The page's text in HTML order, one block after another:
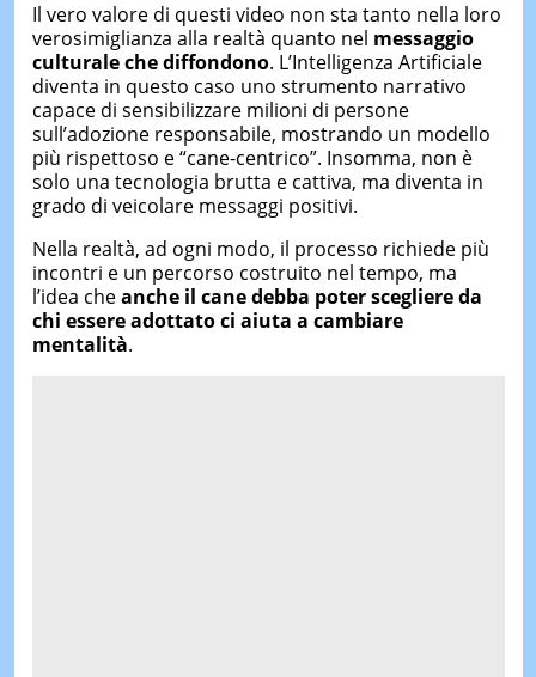
Il vero valore di questi video non sta tanto nella loro
verosimiglianza alla realtà quanto nel messaggio
culturale che diffondono. L’Intelligenza Artificiale
diventa in questo caso uno strumento narrativo
capace di sensibilizzare milioni di persone
sull’adozione responsabile, mostrando un modello
più rispettoso e “cane-centrico”. Insomma, non è
solo una tecnologia brutta e cattiva, ma diventa in
grado di veicolare messaggi positivi.
Nella realtà, ad ogni modo, il processo richiede più
incontri e un percorso costruito nel tempo, ma
l’idea cheanche il cane debba poter scegliereda
chi essere adottato ci aiuta a cambiare
mentalità.